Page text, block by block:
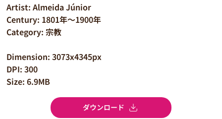
Artist: Almeida Júnior
Century: 1801年～1900年
Category: 宗教
Dimension: 3073x4345px
DPI: 300
Size: 6.9MB
ダウンロード